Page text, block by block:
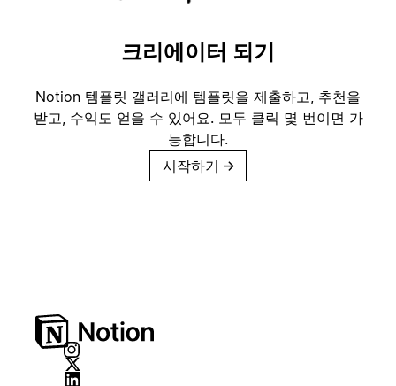
크리에이터 되기
Notion 템플릿 갤러리에 템플릿을 제출하고, 추천을
받고, 수익도 얻을 수 있어요. 모두 클릭 몇 번이면 가
능합니다.
시작하기 →